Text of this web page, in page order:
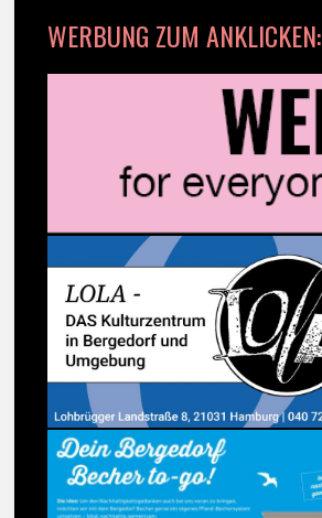
WERBUNG ZUM ANKLICKEN: